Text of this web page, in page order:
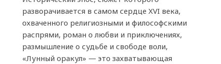
разворачивается в самом сердце XVI века,
охваченного религиозными и философскими
распрями, роман о любви и приключениях,
размышление о судьбе и свободе воли,
«Лунный оракул» — это захватывающая